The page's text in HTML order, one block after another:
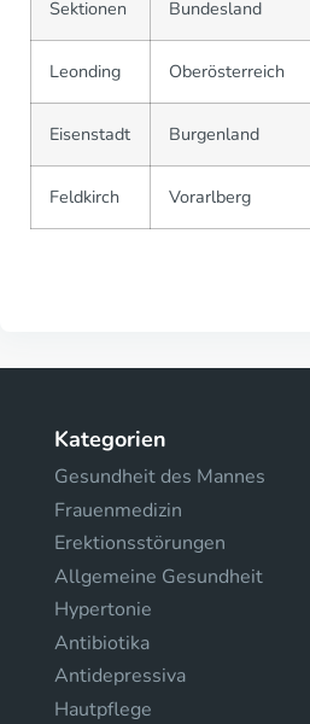
Sektionen Bundesland
Leonding Oberösterreich
Eisenstadt Burgenland
Feldkirch Vorarlberg
Kategorien
Gesundheit des Mannes
Frauenmedizin
Erektionsstörungen
Allgemeine Gesundheit
Hypertonie
Antibiotika
Antidepressiva
Hautpflege